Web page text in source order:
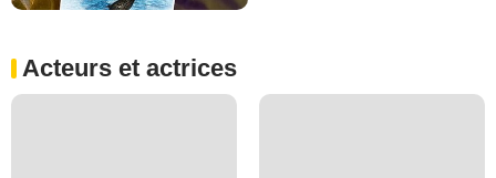
Acteurs et actrices